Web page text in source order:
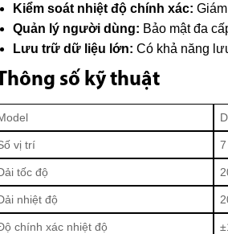
Kiểm soát nhiệt độ chính xác:
Quản lý người dùng: Bảo mật đa
Lưu trữ dữ liệu lớn: Có khả năng
số kỹ thuật
vị trí 7
tốc độ
nhiệt độ
chính xác nhiệt độ